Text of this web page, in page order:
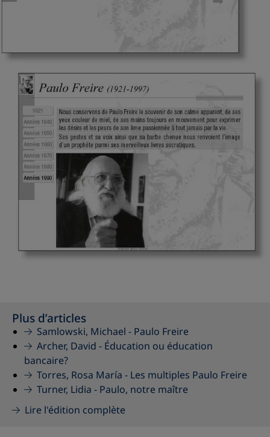
Plus d’articles
Samlowski, Michael - Paulo Freire
Archer, David - Éducation ou éducation
bancaire?
Torres, Rosa María - Les multiples Paulo Freire
Turner, Lidia - Paulo, notre maître
Lire l'édition complète